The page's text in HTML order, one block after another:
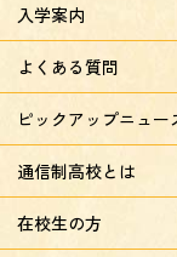
入学案内
よくある質問
ピックアップニュー
通信制高校とは
在校生の方